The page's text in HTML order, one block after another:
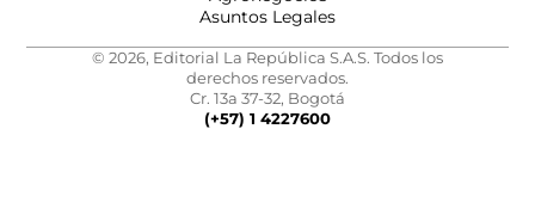
Asuntos Legales
© 2026, Editorial La República S.A.S. Todos los
derechos reservados.
Cr. 13a 37-32, Bogotá
(+57) 1 4227600